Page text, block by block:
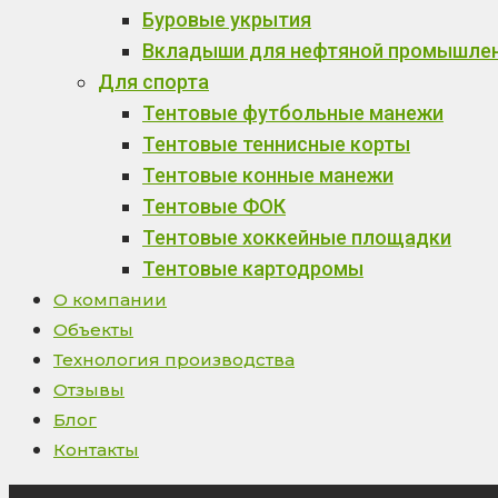
Буровые укрытия
Вкладыши для нефтяной
Для спорта
Тентовые футбольные манежи
Тентовые теннисные корты
Тентовые конные манежи
Тентовые ФОК
Тентовые хоккейные площадки
Тентовые картодромы
О компании
Объекты
Технология производства
Отзывы
Блог
Контакты